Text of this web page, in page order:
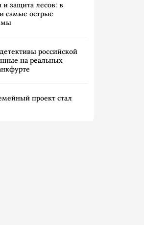
и защита лесов: в
самые острые
российской
на реальных
проект стал